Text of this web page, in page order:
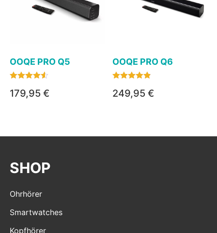
OOQE PRO Q5
Bewertet
mit
179,95 €
OOQE PRO Q6
Bewertet
mit
249,95€
SHOP
Ohrhörer
Smartwatches
Kopfhörer